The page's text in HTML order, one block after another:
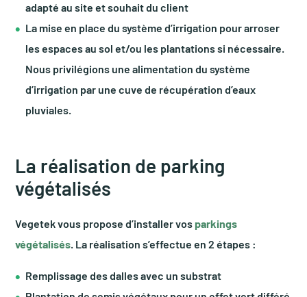
adapté au site et souhait du client
La mise en place du système d’irrigation pour arroser
les espaces au sol et/ou les plantations si nécessaire.
Nous privilégions une alimentation du système
d’irrigation par une cuve de récupération d’eaux
pluviales.
La réalisation de parking
végétalisés
Vegetek vous propose d’installer vos parkings
végétalisés. La réalisation s’effectue en 2 étapes :
Remplissage des dalles avec un substrat